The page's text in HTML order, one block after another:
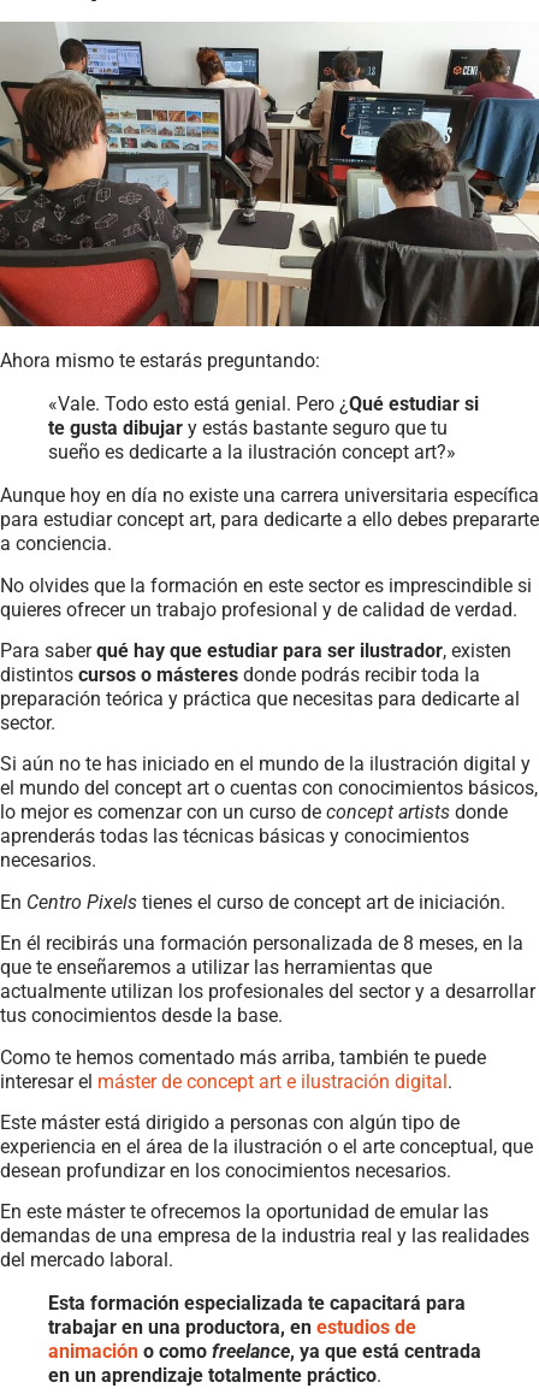
Ahora mismo te estarás preguntando:
«Vale. Todo esto está genial. Pero ¿Qué estudiar si
te gusta dibujar y estás bastante seguro que tu
sueño es dedicarte a la ilustración concept art?»
Aunque hoy en día no existe una carrera universitaria específica
para estudiar concept art, para dedicarte a ello debes prepararte
a conciencia.
No olvides que la formación en este sector es imprescindible si
quieres ofrecer un trabajo profesional y de calidad de verdad.
Para saberqué hay que estudiar para ser ilustrador, existen
distintos cursos o másteres donde podrás recibir toda la
preparación teórica y práctica que necesitas para dedicarte al
sector.
Si aún no te has iniciado en el mundo de la ilustración digital y
el mundo del concept art o cuentas con conocimientos básicos,
lo mejor es comenzar con un curso de concept artists donde
aprenderás todas las técnicas básicas y conocimientos
necesarios.
En Centro Pixels tienes el curso de concept art de iniciación.
En él recibirás una formación personalizada de 8 meses, en la
que te enseñaremos a utilizar las herramientas que
actualmente utilizan los profesionales del sector y a desarrollar
tus conocimientos desde la base.
Como te hemos comentado más arriba, también te puede
interesar el máster de concept art e ilustración digital.
Este máster está dirigido a personas con algún tipo de
experiencia en el área de la ilustración o el arte conceptual, que
desean profundizar en los conocimientos necesarios.
En este máster te ofrecemos la oportunidad de emular las
demandas de una empresa de la industria real y las realidades
del mercado laboral.
Esta formación especializada te capacitará para
trabajar en una productora, en estudios de
animación o como freelance, ya que está centrada
en un aprendizaje totalmente práctico.